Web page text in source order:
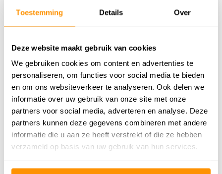
Toestemming Details Over
Deze website maakt gebruik van cookies
We gebruiken cookies om content en advertenties te
personaliseren, om functies voor social media te bieden
en om ons websiteverkeer te analyseren. Ook delen we
informatie over uw gebruik van onze site met onze
partners voor social media, adverteren en analyse. Deze
partners kunnen deze gegevens combineren met andere
informatie die u aan ze heeft verstrekt of die ze hebben
verzameld op basis van uw gebruik van hun services.
Adviesprijs
599,95 40% Je bespaart 400 euro
Productiemethode
buiten?
Binnen
Anti allergie Nee